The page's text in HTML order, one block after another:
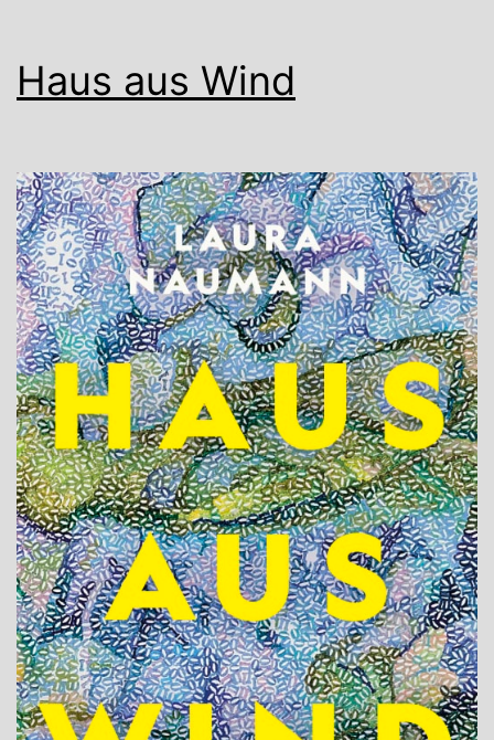
Haus aus Wind